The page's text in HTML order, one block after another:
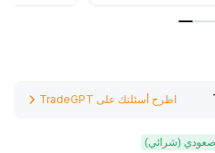
اطرح أسئلتك على TradeGPT
صعودي (شرائي)